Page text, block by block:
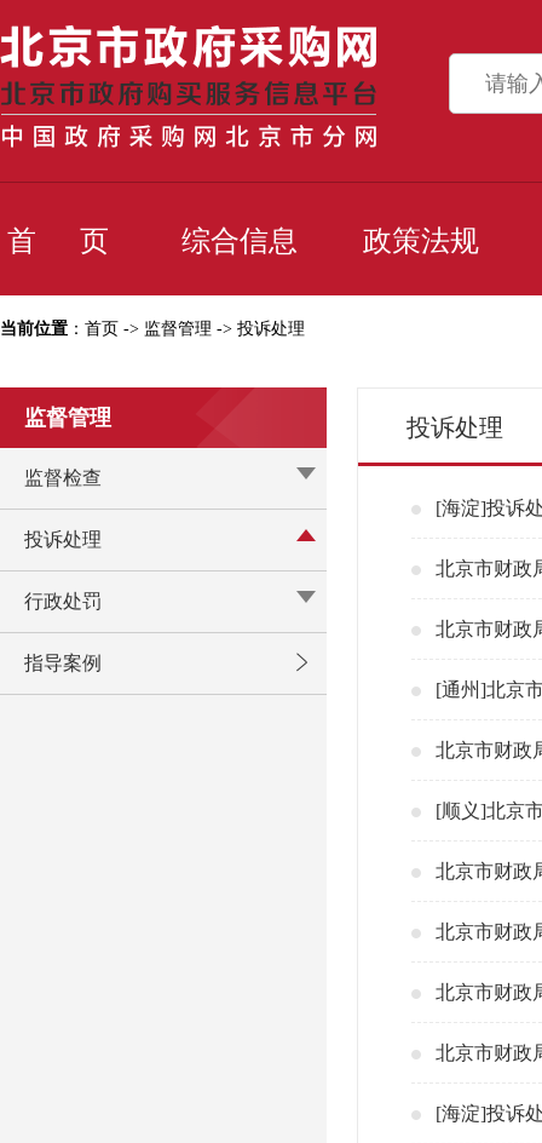
首 页 综合信息 政策法规
当前位置 ：首页 -> 监督管理 -> 投诉处理
监督管理
监督检查
投诉处理
行政处罚
指导案例
投诉处理
[海淀]投诉
北京市财政
北京市财政
[通州]北京
北京市财政
[顺义]北京
北京市财政
北京市财政
北京市财政
北京市财政
[海淀]投诉